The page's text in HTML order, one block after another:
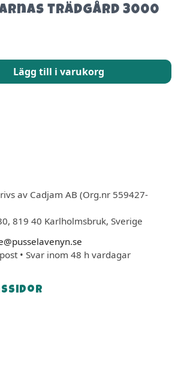
trädgård 3000
Lägg till i varukorg
av Cadjam AB (Org.nr 559427-
819 40 Karlholmsbruk, Sverige
• Svar inom 48 h vardagar